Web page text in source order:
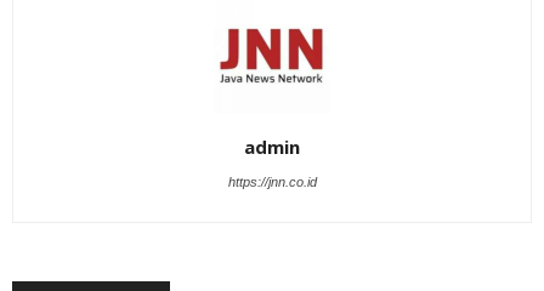
admin
https://jnn.co.id